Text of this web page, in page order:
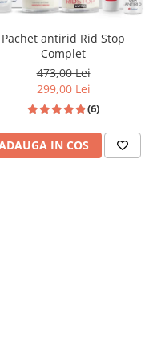
Pachet antirid Rid Stop
Complet
473,00 Lei
299,00 Lei
(6)
IN COS